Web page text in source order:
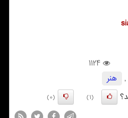
1124
,
هنر
(1)
(0)